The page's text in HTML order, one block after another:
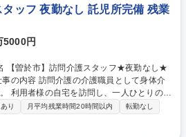
為に重要な仕事です！地方のインフラを守
験入社
タッフ 夜勤なし 託児所完備 残業
5000円
利用者様の自宅を訪問し、一人ひとりの状
自立支援と生活の質の向上を目指します。
）を使用します。 ・身体介護：入浴、
助：掃除、洗濯、調理、買い物などの家事
り 月平均残業時間20時間以内
転勤なし